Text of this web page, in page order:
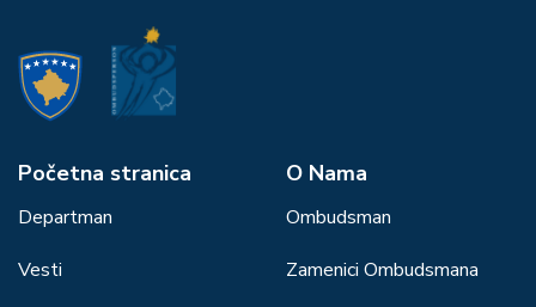
Početna stranica
Departman
Vesti
О Nama
Ombudsman
Zamenici Ombudsmana